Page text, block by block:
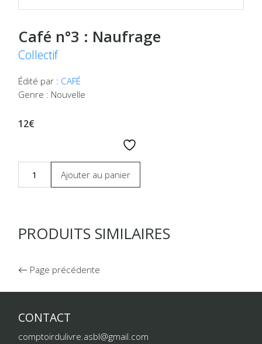
Café n°3 : Naufrage
Collectif
Édité par : CAFÉ
Genre : Nouvelle
12€
Ajouter au panier
PRODUITS SIMILAIRES
Page précédente
CONTACT
comptoirdulivre.asbl@gmail.com